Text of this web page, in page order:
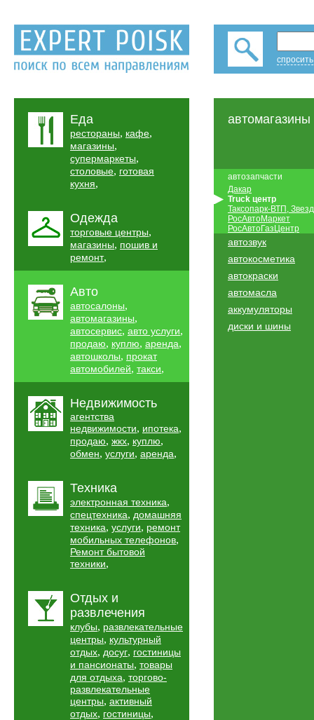
Еда
рестораны, кафе,
магазины,
супермаркеты,
столовые, готовая
кухня,
Одежда
торговые центры,
магазины, пошив и
ремонт,
Авто
автосалоны,
автомагазины,
автосервис, авто услуги,
продаю, куплю, аренда,
автошколы, прокат
автомобилей, такси,
Недвижимость
агентства
недвижимости, ипотека,
продаю, жкх, куплю,
обмен, услуги, аренда,
Техника
электронная техника,
спецтехника, домашняя
техника, услуги, ремонт
мобильных телефонов,
Ремонт бытовой
техники,
Отдых и
развлечения
клубы, развлекательные
центры, культурный
отдых, досуг, гостиницы
и пансионаты, товары
для отдыха, торгово-
развлекательные
центры, активный
отдых, гостиницы,
автомагазины
автозапчасти
Дакар
Truck центр
Таксопарк-ВТП,
РосАвтоМаркет
РосАвтоГазЦентр
автозвук
автокосметика
автокраски
автомасла
аккумуляторы
диски и шины